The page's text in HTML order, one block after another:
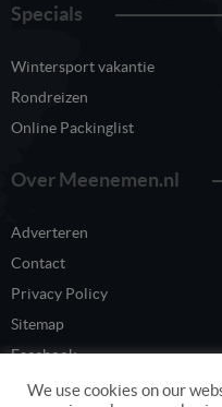
Specials
Wintersport vakantie
Rondreizen
Online Packinglist
Over Meenemen.nl
Adverteren
Contact
Privacy Policy
Sitemap
Facebook
Twitter
We use cookies on our